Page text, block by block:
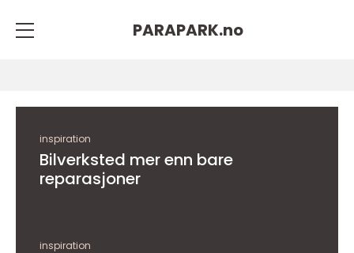
PARAPARK.no
inspiration
Bilverksted mer enn bare
reparasjoner
inspiration